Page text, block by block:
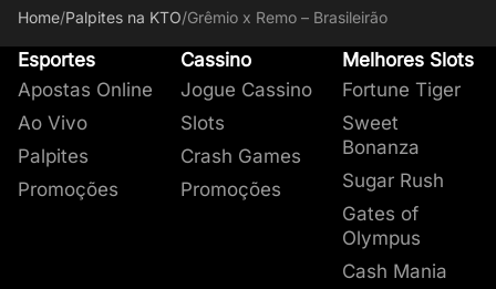
Home/Palpites na KTO/Grêmio x Remo – Brasileirão
Esportes
Apostas Online
Ao Vivo
Palpites
Promoções
Cassino
Jogue Cassino
Slots
Crash Games
Promoções
Melhores Slots
Fortune Tiger
Sweet
Bonanza
Sugar Rush
Gates of
Olympus
Cash Mania